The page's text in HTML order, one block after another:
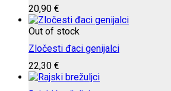
20,90 €
Out of stock
Zločesti đaci genijalci
22,30 €